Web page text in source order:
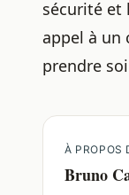
sécurité et
appel à un
prendre
À PROPOS
Bruno